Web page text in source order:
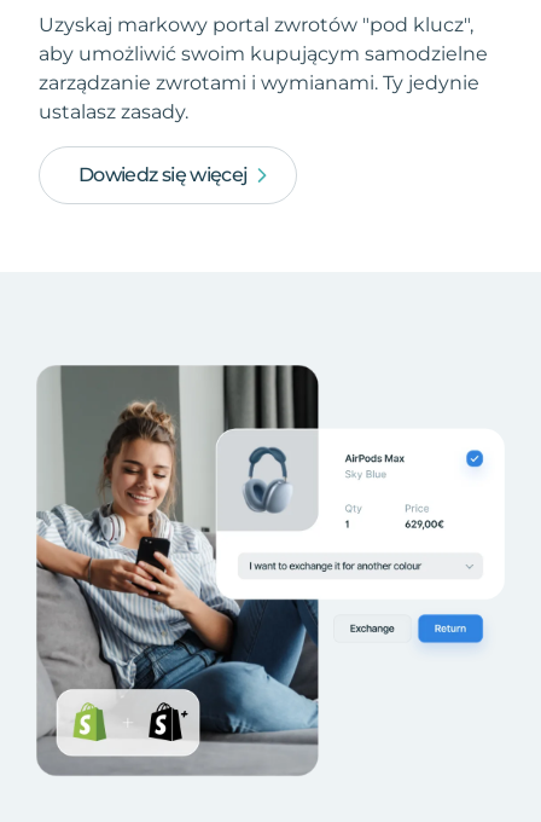
Uzyskaj markowy portal zwrotów "pod klucz",
aby umożliwić swoim kupującym samodzielne
zarządzanie zwrotami i wymianami. Ty jedynie
ustalasz zasady.
Dowiedz się więcej